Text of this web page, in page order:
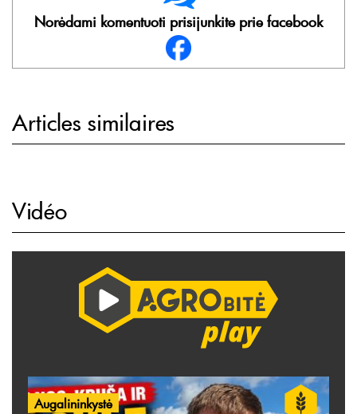
Norėdami komentuoti prisijunkite prie facebook
Articles similaires
Vidéo
Augalininkystė